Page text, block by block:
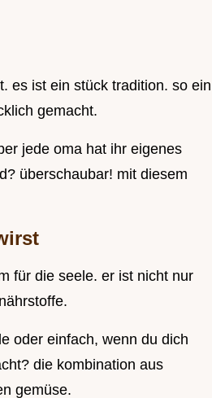
es ist ein stück tradition. so ein
gemacht.
jede oma hat ihr eigenes
überschaubar! mit diesem
für die seele. er ist nicht nur
oder einfach, wenn du dich
die kombination aus
gemüse.